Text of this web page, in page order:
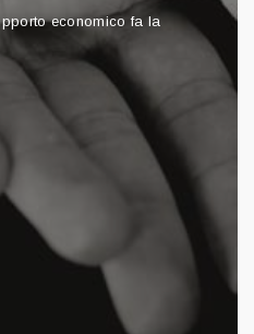
economico fa la